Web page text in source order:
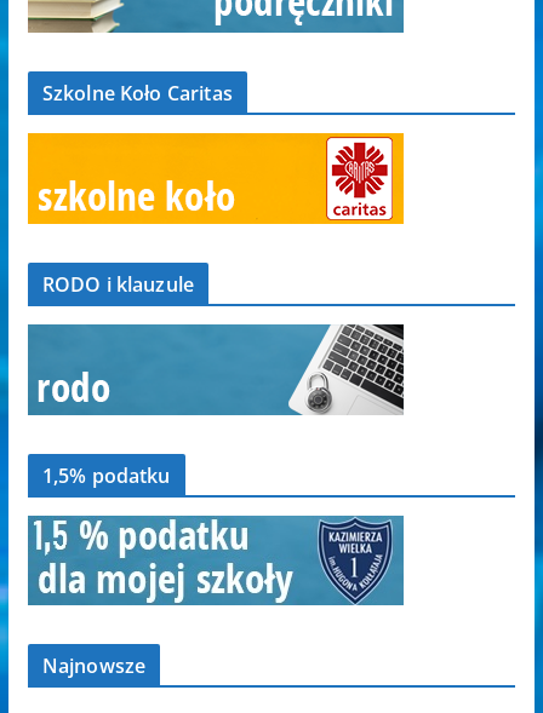
Szkolne Koło Caritas
RODO i klauzule
1,5% podatku
Najnowsze